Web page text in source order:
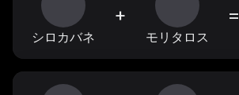
シロカバネ
+
モリタロス
=